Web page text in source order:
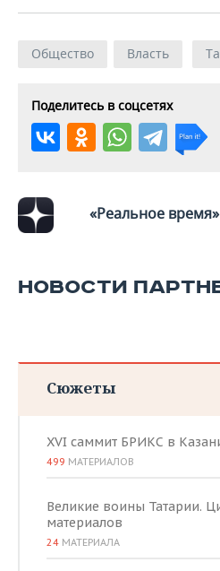
ХОККЕЙ С МЯЧОМ
ПРОИСШЕСТВИЯ
Общество Власть
Поделитесь в соцсетях
«Реальное
НОВОСТИ
Сюжеты
XVI саммит БРИКС в
499 МАТЕРИАЛОВ
Великие воины Татарии.
материалов
24 МАТЕРИАЛА